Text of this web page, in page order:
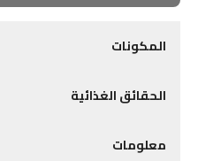
المكونات
الحقائق الغذائية
معلومات